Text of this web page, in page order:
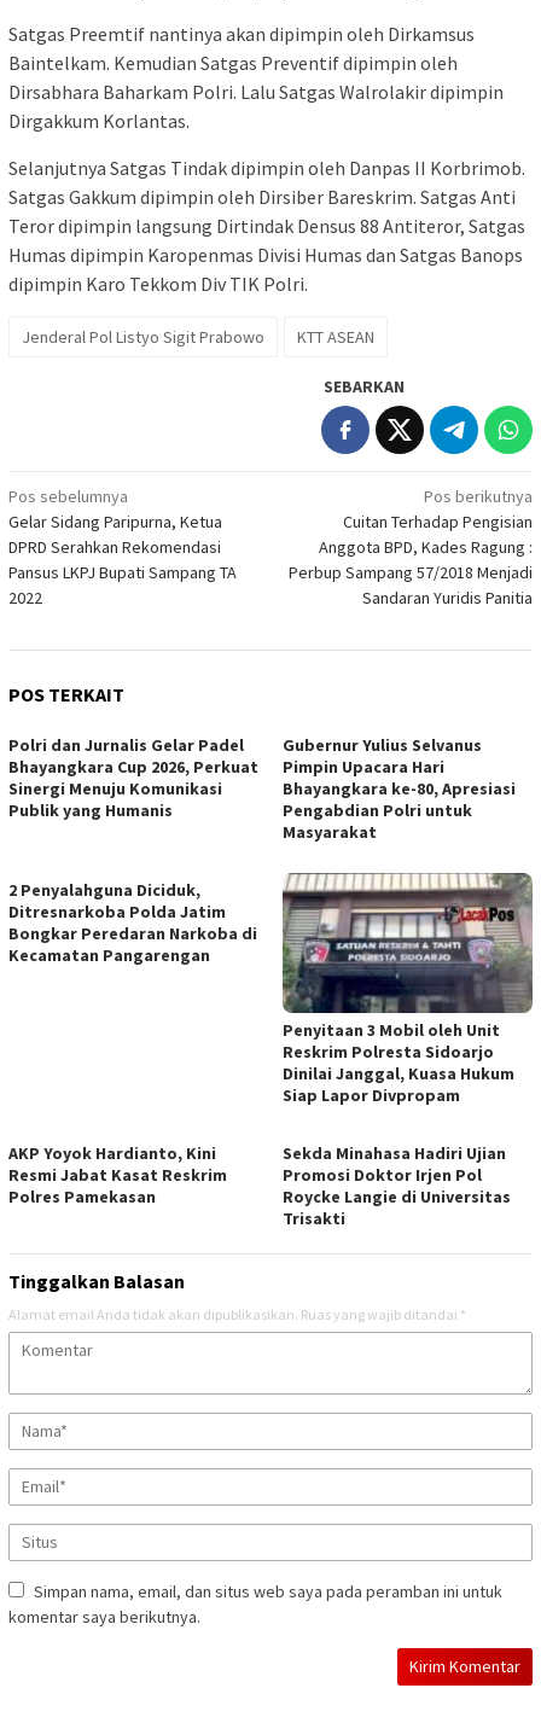
Satgas Preemtif nantinya akan dipimpin oleh Dirkamsus
Baintelkam. Kemudian Satgas Preventif dipimpin oleh
Dirsabhara Baharkam Polri. Lalu Satgas Walrolakir dipimpin
Dirgakkum Korlantas.
Selanjutnya Satgas Tindak dipimpin oleh Danpas II Korbrimob.
Satgas Gakkum dipimpin oleh Dirsiber Bareskrim. Satgas Anti
Teror dipimpin langsung Dirtindak Densus 88 Antiteror, Satgas
Humas dipimpin Karopenmas Divisi Humas dan Satgas Banops
dipimpin Karo Tekkom Div TIK Polri.
Jenderal Pol Listyo Sigit Prabowo KTT ASEAN
SEBARKAN
Navigasi
pos
Pos sebelumnya
Gelar Sidang Paripurna, Ketua
DPRD Serahkan Rekomendasi
Pansus LKPJ Bupati Sampang TA
2022
Pos berikutnya
Cuitan Terhadap Pengisian
Anggota BPD, Kades Ragung :
Perbup Sampang 57/2018 Menjadi
Sandaran Yuridis Panitia
POS TERKAIT
Polri dan Jurnalis Gelar Padel
Bhayangkara Cup 2026, Perkuat
Sinergi Menuju Komunikasi
Publik yang Humanis
Gubernur Yulius Selvanus
Pimpin Upacara Hari
Bhayangkara ke-80, Apresiasi
Pengabdian Polri untuk
Masyarakat
2 Penyalahguna Diciduk,
Ditresnarkoba Polda Jatim
Bongkar Peredaran Narkoba di
Kecamatan Pangarengan
Penyitaan 3 Mobil oleh Unit
Reskrim Polresta Sidoarjo
Dinilai Janggal, Kuasa Hukum
Siap Lapor Divpropam
AKP Yoyok Hardianto, Kini
Resmi Jabat Kasat Reskrim
Polres Pamekasan
Sekda Minahasa Hadiri Ujian
Promosi Doktor Irjen Pol
Roycke Langie di Universitas
Trisakti
Tinggalkan Balasan
Alamat email Anda tidak akan dipublikasikan. Ruas yang wajib ditandai *
Simpan nama, email, dan situs web saya pada peramban ini untuk
komentar saya berikutnya.